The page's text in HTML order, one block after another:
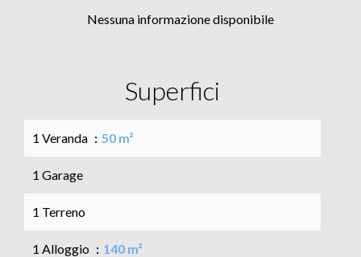
Nessuna informazione disponibile
Superfici
1 Veranda 50 m²
1 Garage
1 Terreno
1 Alloggio 140 m²